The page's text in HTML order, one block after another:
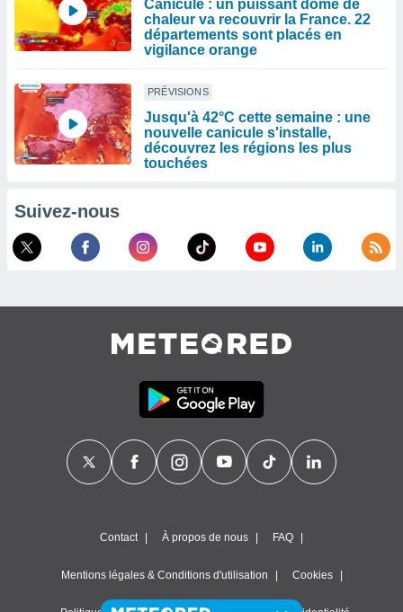
Canicule : un puissant dôme de
chaleur va recouvrir la France. 22
départements sont placés en
vigilance orange
PRÉVISIONS
Jusqu'à 42°C cette semaine : une
nouvelle canicule s'installe,
découvrez les régions les plus
touchées
Suivez-nous
Contact À propos de nous FAQ
Mentions légales & Conditions d'utilisation Cookies